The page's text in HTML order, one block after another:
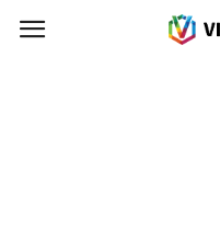
Vivetargi.pl